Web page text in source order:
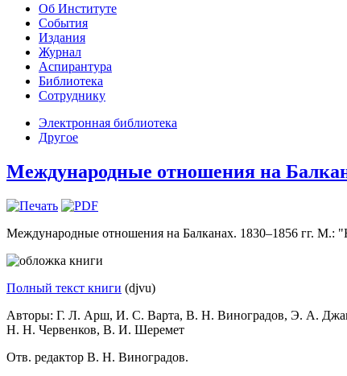
Об Институте
События
Издания
Журнал
Аспирантура
Библиотека
Сотруднику
Электронная библиотека
Другое
Международные отношения на
Международные отношения на Балканах. 1830–1856 гг. М.:
Полный текст книги (djvu)
Авторы: Г. Л. Арш, И. С. Варта, В. Н. Виноградов, Э. А.
Н. Н. Червенков, В. И. Шеремет
Отв. редактор В. Н. Виноградов.